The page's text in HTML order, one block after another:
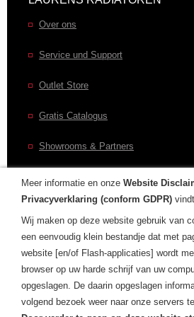
Over ons
Service und Support
Outlet Store
Gratis Catalogus
Showrooms & Partners
CONTACT
Contactformulier
Laurens Internationaal
Privacyverklaring
Meer informatie en onze Website
Privacyverklaring (conform GDPR)
Wij maken op deze website gebruik van
een eenvoudig klein bestandje dat met
website [en/of Flash-applicaties] wordt
browser op uw harde schrijf van uw
opgeslagen. De daarin opgeslagen
volgend bezoek weer naar onze servers